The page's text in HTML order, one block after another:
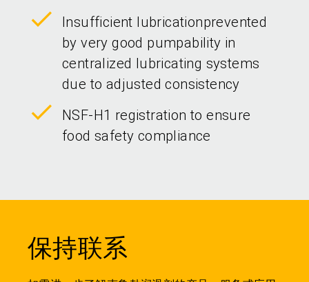
Insufficient lubricationprevented
by very good pumpability in
centralized lubricating systems
due to adjusted consistency
NSF-H1 registration to ensure
food safety compliance
保持联系